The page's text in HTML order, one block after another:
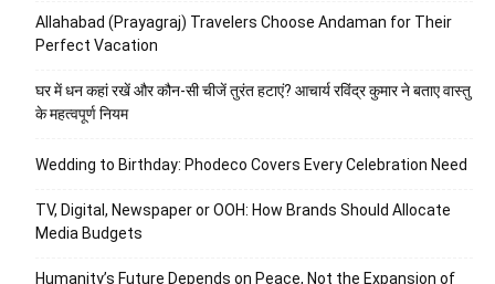
Allahabad (Prayagraj) Travelers Choose Andaman for Their
Perfect Vacation
घर में धन कहां रखें और कौन-सी चीजें तुरंत हटाएं? आचार्य रविंद्र कुमार ने बताए वास्तु
के महत्वपूर्ण नियम
Wedding to Birthday: Phodeco Covers Every Celebration Need
TV, Digital, Newspaper or OOH: How Brands Should Allocate
Media Budgets
Humanity’s Future Depends on Peace, Not the Expansion of